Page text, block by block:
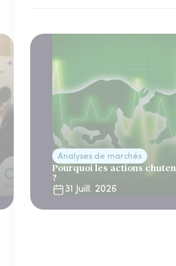
Analyses de marchés
Pourquoi les actions
?
31 Juill. 2026